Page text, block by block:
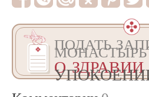
ПОДАТЬ
МОНАСТЫРЬ
О ЗДРАВИИ